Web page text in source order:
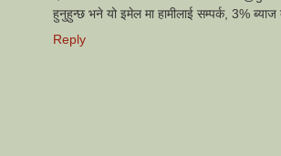
हुनुहुन्छ भने यो इमेल मा हामीलाई सम्पर्क, 3%
Reply